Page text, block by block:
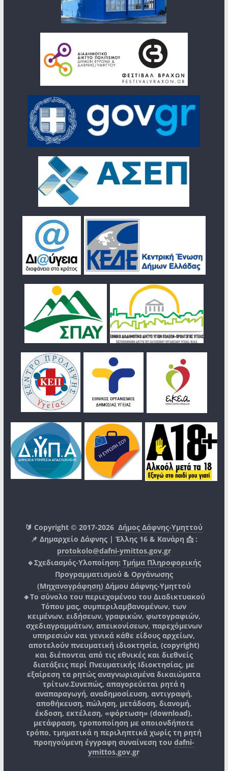
🔰 Copyright © 2017-2026Δήμος Δάφνης-Υμηττού
📌 Δημαρχείο Δάφνης | Έλλης 16 & Κανάρη 📩 :
protokolo@dafni-ymittos.gov.gr
🔹Σχεδιασμός-Υλοποίηση: Τμήμα Πληροφορικής
Προγραμματισμού & Οργάνωσης
(Μηχανογράφηση) Δήμου Δάφνης-Υμηττού
🔸Το σύνολο του περιεχομένου του Διαδικτυακού
Τόπου μας, συμπεριλαμβανομένων, των
κειμένων, ειδήσεων, γραφικών, φωτογραφιών,
σχεδιαγραμμάτων, απεικονίσεων, παρεχόμενων
υπηρεσιών και γενικά κάθε είδους αρχείων,
αποτελούν πνευματική ιδιοκτησία, (copyright)
και διέπονται από τις εθνικές και διεθνείς
διατάξεις περί Πνευματικής Ιδιοκτησίας, με
εξαίρεση τα ρητώς αναγνωρισμένα δικαιώματα
τρίτων.Συνεπώς, απαγορεύεται ρητά η
αναπαραγωγή, αναδημοσίευση, αντιγραφή,
αποθήκευση, πώληση, μετάδοση, διανομή,
έκδοση, εκτέλεση, «φόρτωση» (download),
μετάφραση, τροποποίηση με οποιονδήποτε
τρόπο, τμηματικά η περιληπτικά χωρίς τη ρητή
προηγούμενη έγγραφη συναίνεση του dafni-
ymittos.gov.gr